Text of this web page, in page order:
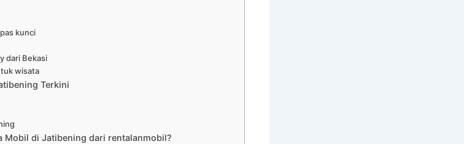
kunci
dari Bekasi
wisata
Terkini
Mobil di Jatibening dari rentalanmobil?